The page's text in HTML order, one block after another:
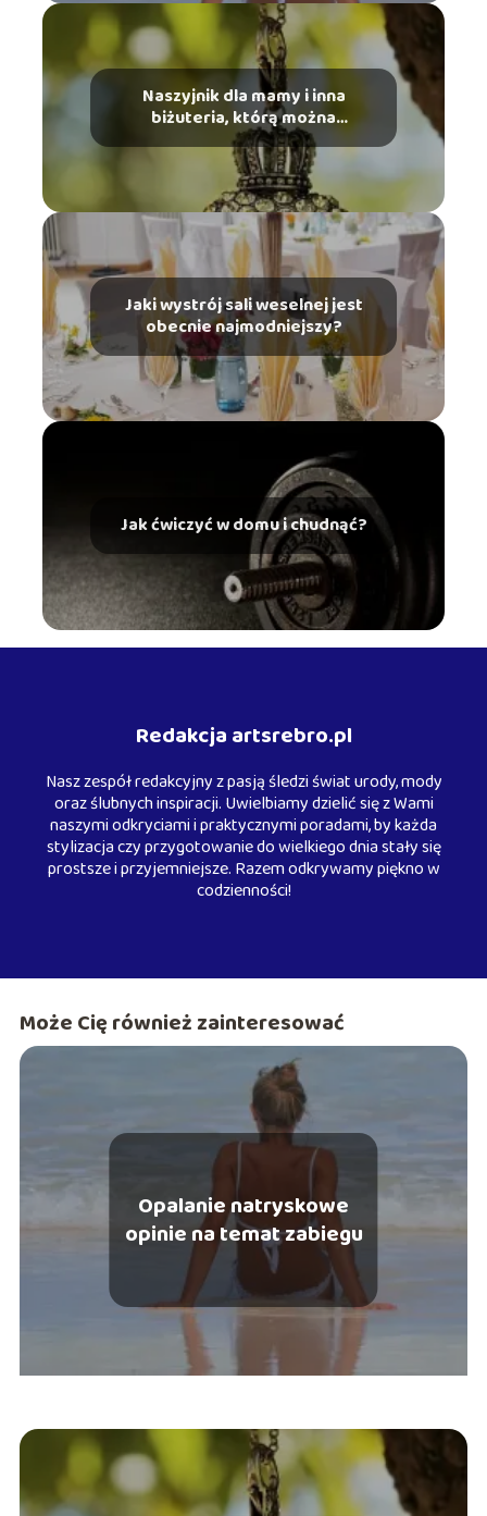
Naszyjnik dla mamy i inna
biżuteria, którą można
podarować
Jaki wystrój sali weselnej jest
obecnie najmodniejszy?
Jak ćwiczyć w domu i chudnąć?
Redakcja artsrebro.pl
Nasz zespół redakcyjny z pasją śledzi świat urody, mody
oraz ślubnych inspiracji. Uwielbiamy dzielić się z Wami
naszymi odkryciami i praktycznymi poradami, by każda
stylizacja czy przygotowanie do wielkiego dnia stały się
prostsze i przyjemniejsze. Razem odkrywamy piękno w
codzienności!
Może Cię również zainteresować
Opalanie natryskowe
opinie na temat zabiegu